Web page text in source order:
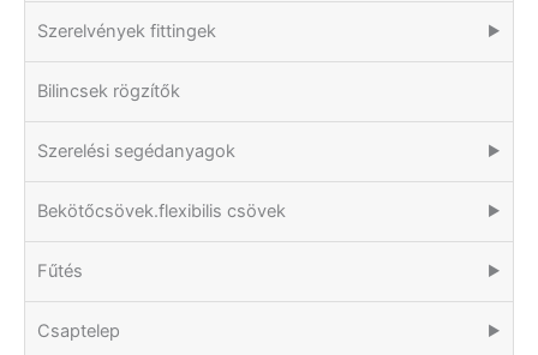
Szerelvények fittingek ▶
Bilincsek rögzítők
Szerelési segédanyagok ▶
Bekötőcsövek.flexibilis csövek ▶
Fűtés ▶
Csaptelep ▶